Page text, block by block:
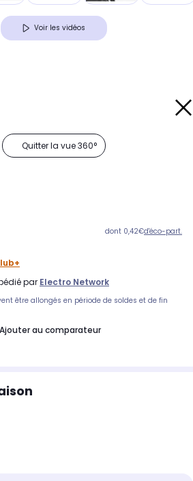
Voir les vidéos
Quitter la vue 360°
dont 0,42€d'éco-part.
par Electro Network
être allongés en période de soldes et de fin
Ajouter au comparateur